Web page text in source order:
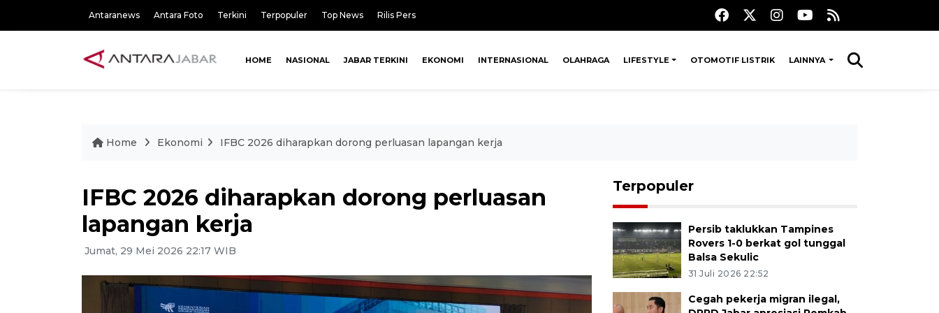
Antaranews Antara Foto Terkini Terpopuler Top News Rilis Pers
HOME NASIONAL JABAR TERKINI EKONOMI INTERNASIONAL OLAHRAGA LIFESTYLE OTOMOTIF LISTRIK LAINNYA
Home Ekonomi IFBC 2026 diharapkan dorong perluasan lapangan kerja
IFBC 2026 diharapkan dorong perluasan
lapangan kerja
Jumat, 29 Mei 2026 22:17 WIB
Terpopuler
Persib taklukkan Tampines
Rovers 1-0 berkat gol tunggal
Balsa Sekulic
31 Juli 2026 22:52
Cegah pekerja migran ilegal,